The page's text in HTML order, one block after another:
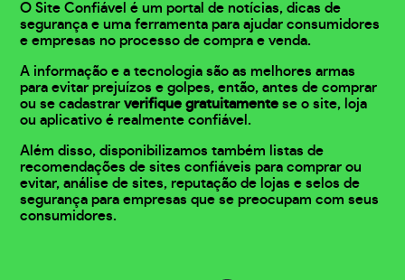
O Site Confiável é um portal de notícias, dicas de
segurança e uma ferramenta para ajudar consumidores
e empresas no processo de compra e venda.
A informação e a tecnologia são as melhores armas
para evitar prejuízos e golpes, então, antes de comprar
ou se cadastrarverifique gratuitamente se o site, loja
ou aplicativo é realmente confiável.
Além disso, disponibilizamos também listas de
recomendações de sites confiáveis para comprar ou
evitar, análise de sites, reputação de lojas e selos de
segurança para empresas que se preocupam com seus
consumidores.